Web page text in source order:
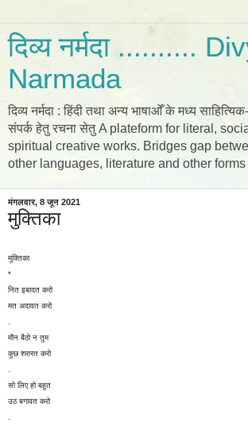
दिव्य नर्मदा ..........
Narmada
दिव्य नर्मदा : हिंदी तथा अन्य भाषाओँ के मध्य
संपर्क हेतु रचना सेतु A plateform for literal,
spiritual creative works. Bridges gap
other languages, literature and other
मंगलवार, 8 जून 2021
मुक्तिका
मुक्तिका
*
नित इबादत करो
मत अदावत करो
मौन बैठो न तुम
कुछ शरारत करो
सो लिए हो बहुत
उठ बगावत करो